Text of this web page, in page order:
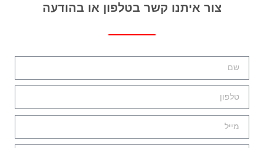
צור איתנו קשר בטלפון או בהודעה